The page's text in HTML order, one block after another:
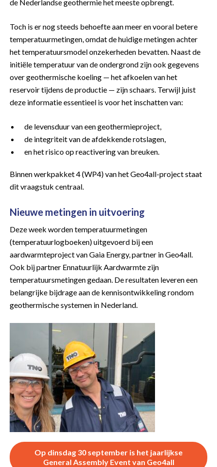
de Nederlandse geothermie het meeste opbrengt.
Toch is er nog steeds behoefte aan meer en vooral betere
temperatuurmetingen, omdat de huidige metingen achter
het temperatuursmodel onzekerheden bevatten. Naast de
initiële temperatuur van de ondergrond zijn ook gegevens
over geothermische koeling — het afkoelen van het
reservoir tijdens de productie — zijn schaars. Terwijl juist
deze informatie essentieel is voor het inschatten van:
de levensduur van een geothermieproject,
de integriteit van de afdekkende rotslagen,
en het risico op reactivering van breuken.
Binnen werkpakket 4 (WP4) van het Geo4all-project staat
dit vraagstuk centraal.
Nieuwe metingen in uitvoering
Deze week worden temperatuurmetingen
(temperatuurlogboeken) uitgevoerd bij een
aardwarmteproject van Gaia Energy, partner in Geo4all.
Ook bij partner Ennatuurlijk Aardwarmte zijn
temperatuursmetingen gedaan. De resultaten leveren een
belangrijke bijdrage aan de kennisontwikkeling rondom
geothermische systemen in Nederland.
Op dinsdag 30 september is het jaarlijkse
General Assembly Event van Geo4all